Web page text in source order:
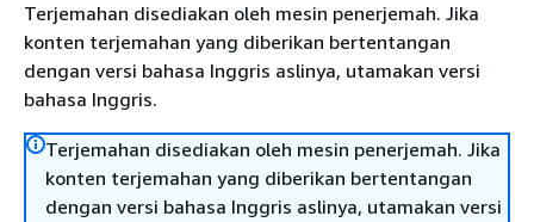
Terjemahan disediakan oleh mesin penerjemah. Jika
konten terjemahan yang diberikan bertentangan
dengan versi bahasa Inggris aslinya, utamakan versi
bahasa Inggris.
Terjemahan disediakan oleh mesin penerjemah. Jika
konten terjemahan yang diberikan bertentangan
dengan versi bahasa Inggris aslinya, utamakan versi